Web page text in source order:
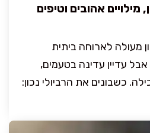
מילויים אהובים וטיפים
מעולה לארוחה ביתית
עדיין עדינה בטעמים,
כשבונים את הרביולי נכון: